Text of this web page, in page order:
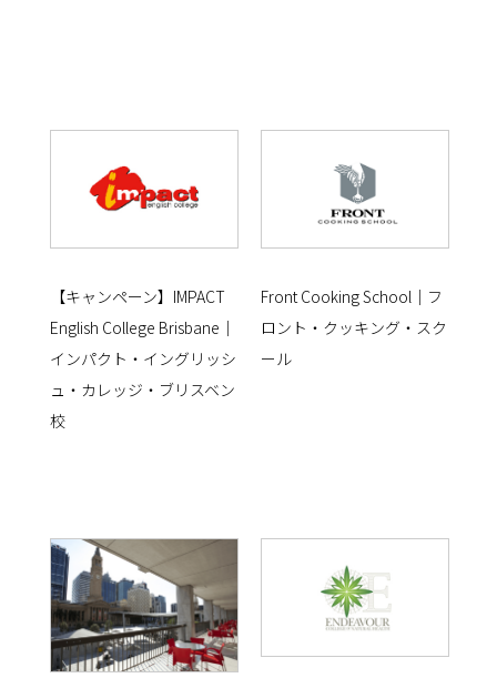
【キャンペーン】IMPACT
English College Brisbane｜
インパクト・イングリッシ
ュ・カレッジ・ブリスベン
校
Front Cooking School｜フ
ロント・クッキング・スク
ール